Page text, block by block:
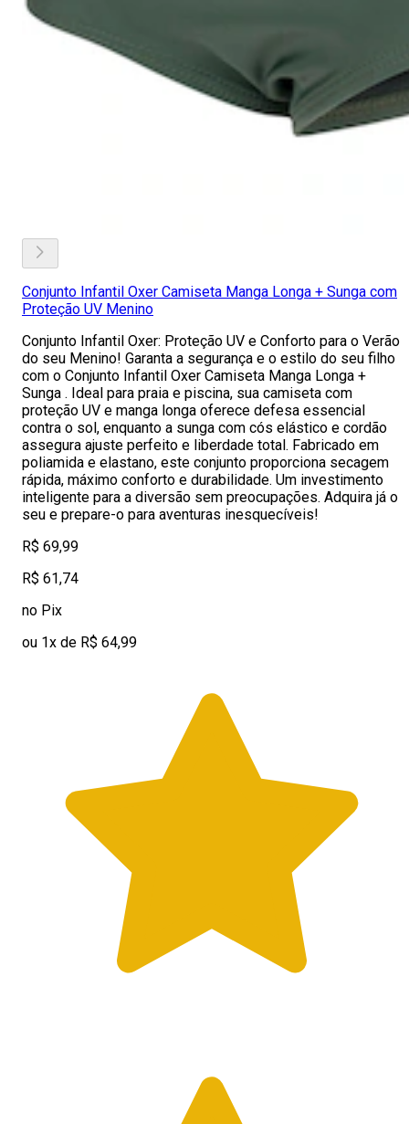
Conjunto Infantil Oxer Camiseta Manga Longa + Sunga com
Proteção UV Menino
Conjunto Infantil Oxer: Proteção UV e Conforto para o Verão
do seu Menino! Garanta a segurança e o estilo do seu filho
com o Conjunto Infantil Oxer Camiseta Manga Longa +
Sunga . Ideal para praia e piscina, sua camiseta com
proteção UV e manga longa oferece defesa essencial
contra o sol, enquanto a sunga com cós elástico e cordão
assegura ajuste perfeito e liberdade total. Fabricado em
poliamida e elastano, este conjunto proporciona secagem
rápida, máximo conforto e durabilidade. Um investimento
inteligente para a diversão sem preocupações. Adquira já o
seu e prepare-o para aventuras inesquecíveis!
R$ 69,99
R$ 61,74
no Pix
ou 1x de R$ 64,99